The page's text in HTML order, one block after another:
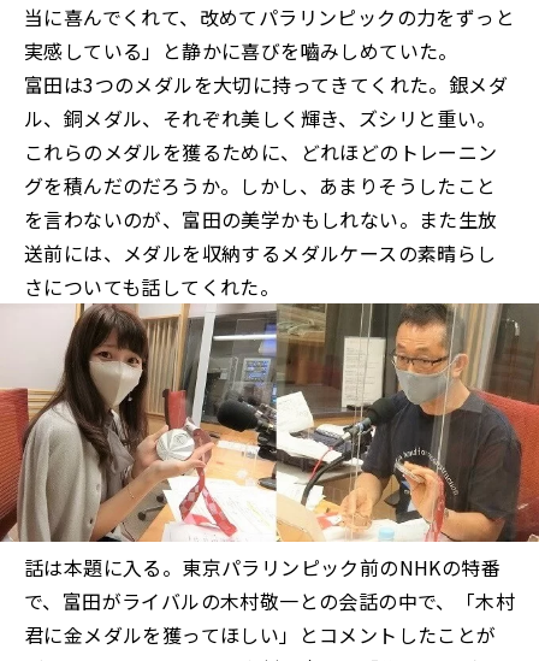
当に喜んでくれて、改めてパラリンピックの力をずっと
実感している」と静かに喜びを嚙みしめていた。
富田は3つのメダルを大切に持ってきてくれた。銀メダ
ル、銅メダル、それぞれ美しく輝き、ズシリと重い。
これらのメダルを獲るために、どれほどのトレーニン
グを積んだのだろうか。しかし、あまりそうしたこと
を言わないのが、富田の美学かもしれない。また生放
送前には、メダルを収納するメダルケースの素晴らし
さについても話してくれた。
話は本題に入る。東京パラリンピック前のNHKの特番
で、富田がライバルの木村敬一との会話の中で、「木村
君に金メダルを獲ってほしい」とコメントしたことが